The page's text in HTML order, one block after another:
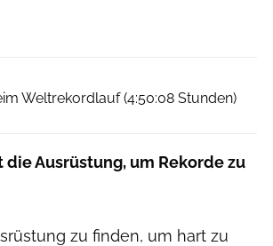
Weltrekordlauf (4:50:08 Stunden)
Ausrüstung, um Rekorde zu
zu finden, um hart zu